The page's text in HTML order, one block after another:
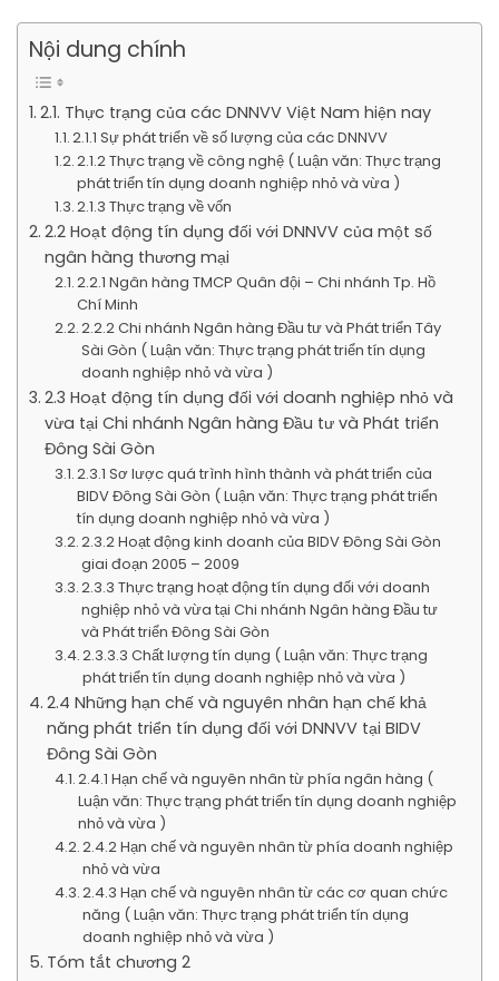
Nội dung chính
2.1. Thực trạng của các DNNVV Việt Nam hiện nay
2.1.1 Sự phát triển về số lượng của các DNNVV
2.1.2 Thực trạng về công nghệ ( Luận văn: Thực trạng
phát triển tín dụng doanh nghiệp nhỏ và vừa )
2.1.3 Thực trạng về vốn
2.2 Hoạt động tín dụng đối với DNNVV của một số
ngân hàng thương mại
2.2.1 Ngân hàng TMCP Quân đội – Chi nhánh Tp. Hồ
Chí Minh
2.2.2 Chi nhánh Ngân hàng Đầu tư và Phát triển Tây
Sài Gòn ( Luận văn: Thực trạng phát triển tín dụng
doanh nghiệp nhỏ và vừa )
2.3 Hoạt động tín dụng đối với doanh nghiệp nhỏ và
vừa tại Chi nhánh Ngân hàng Đầu tư và Phát triển
Đông Sài Gòn
2.3.1 Sơ lược quá trình hình thành và phát triển của
BIDV Đông Sài Gòn ( Luận văn: Thực trạng phát triển
tín dụng doanh nghiệp nhỏ và vừa )
2.3.2 Hoạt động kinh doanh của BIDV Đông Sài Gòn
giai đoạn 2005 – 2009
2.3.3 Thực trạng hoạt động tín dụng đối với doanh
nghiệp nhỏ và vừa tại Chi nhánh Ngân hàng Đầu tư
và Phát triển Đông Sài Gòn
2.3.3.3 Chất lượng tín dụng ( Luận văn: Thực trạng
phát triển tín dụng doanh nghiệp nhỏ và vừa )
2.4 Những hạn chế và nguyên nhân hạn chế khả
năng phát triển tín dụng đối với DNNVV tại BIDV
Đông Sài Gòn
2.4.1 Hạn chế và nguyên nhân từ phía ngân hàng (
Luận văn: Thực trạng phát triển tín dụng doanh nghiệp
nhỏ và vừa )
2.4.2 Hạn chế và nguyên nhân từ phía doanh nghiệp
nhỏ và vừa
2.4.3 Hạn chế và nguyên nhân từ các cơ quan chức
năng ( Luận văn: Thực trạng phát triển tín dụng
doanh nghiệp nhỏ và vừa )
Tóm tắt chương 2